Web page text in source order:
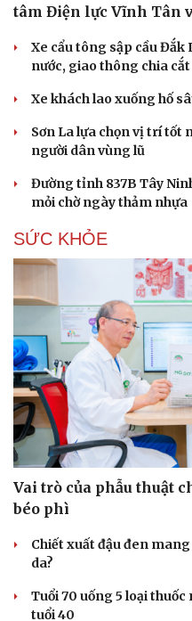
Cải chính
tâm Điện lực Vĩnh Tân
Xe cẩu tông sập cầu
nước, giao thông chia cắt
Xe khách lao xuống hố
Sơn La lựa chọn vị trí tốt
người dân vùng lũ
Đường tỉnh 837B Tây
mỏi chờ ngày thảm nhựa
SỨC KHỎE
Vai trò của phẫu thuật
béo phì
Chiết xuất đậu đen
da?
Tuổi 70 uống 5 loại
tuổi 40